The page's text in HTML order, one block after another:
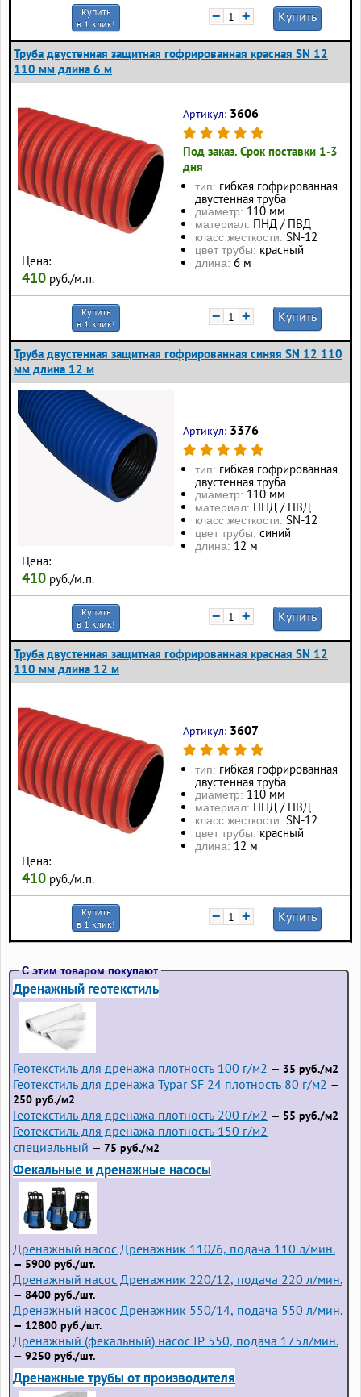
Купить
в 1 клик!
− + Купить
Труба двустенная защитная гофрированная красная SN 12
110 мм длина 6 м
Цена:
410 руб./м.п.
Артикул: 3606
Под заказ. Срок поставки 1-3
дня
тип: гибкая гофрированная
двустенная труба
диаметр: 110 мм
материал: ПНД / ПВД
класс жесткости: SN-12
цвет трубы: красный
длина: 6 м
Купить
в 1 клик!
− + Купить
Труба двустенная защитная гофрированная синяя SN 12 110
мм длина 12 м
Цена:
410 руб./м.п.
Артикул: 3376
тип: гибкая гофрированная
двустенная труба
диаметр: 110 мм
материал: ПНД / ПВД
класс жесткости: SN-12
цвет трубы: синий
длина: 12 м
Купить
в 1 клик!
− + Купить
Труба двустенная защитная гофрированная красная SN 12
110 мм длина 12 м
Цена:
410 руб./м.п.
Артикул: 3607
тип: гибкая гофрированная
двустенная труба
диаметр: 110 мм
материал: ПНД / ПВД
класс жесткости: SN-12
цвет трубы: красный
длина: 12 м
Купить
в 1 клик!
− + Купить
С этим товаром покупают
Дренажный геотекстиль
Геотекстиль для дренажа плотность 100 г/м2 — 35 руб./м2
Геотекстиль для дренажа Typar SF 24 плотность 80 г/м2 —
250 руб./м2
Геотекстиль для дренажа плотность 200 г/м2 — 55 руб./м2
Геотекстиль для дренажа плотность 150 г/м2
специальный — 75 руб./м2
Фекальные и дренажные насосы
Дренажный насос Дренажник 110/6, подача 110 л/мин.
— 5900 руб./шт.
Дренажный насос Дренажник 220/12, подача 220 л/мин.
— 8400 руб./шт.
Дренажный насос Дренажник 550/14, подача 550 л/мин.
— 12800 руб./шт.
Дренажный (фекальный) насос IP 550, подача 175л/мин.
— 9250 руб./шт.
Дренажные трубы от производителя